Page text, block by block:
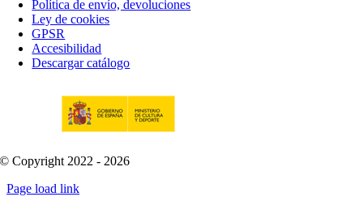
Política de envío, devoluciones
Ley de cookies
GPSR
Accesibilidad
Descargar catálogo
© Copyright 2022 - 2026
Page load link